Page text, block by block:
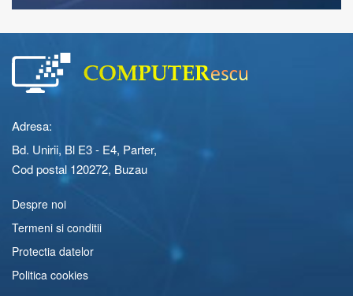
Adresa:
Bd. Unirii, Bl E3 - E4, Parter,
Cod postal 120272, Buzau
Despre noi
Termeni si conditii
Protectia datelor
Politica cookies